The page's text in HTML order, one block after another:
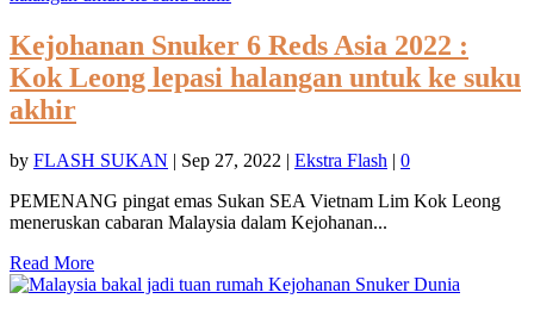
Kejohanan Snuker 6 Reds Asia 2022 :
Kok Leong lepasi halangan untuk ke suku
akhir
by FLASH SUKAN | Sep 27, 2022 | Ekstra Flash | 0
PEMENANG pingat emas Sukan SEA Vietnam Lim Kok Leong
meneruskan cabaran Malaysia dalam Kejohanan...
Read More